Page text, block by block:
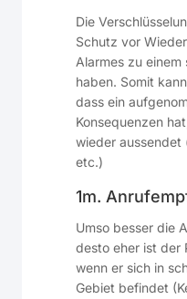
Die
Schutz vor
Alarmes zu
haben. Somit
dass ein
Konsequenzen
wieder aussendet
etc.)
1m.
Umso besser die
desto eher ist der
wenn er sich in
Gebiet befindet